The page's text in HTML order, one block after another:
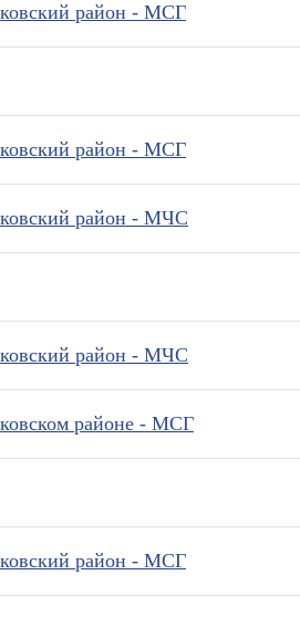
район - МСГ
район - МСГ
район - МЧС
район - МЧС
районе - МСГ
район - МСГ